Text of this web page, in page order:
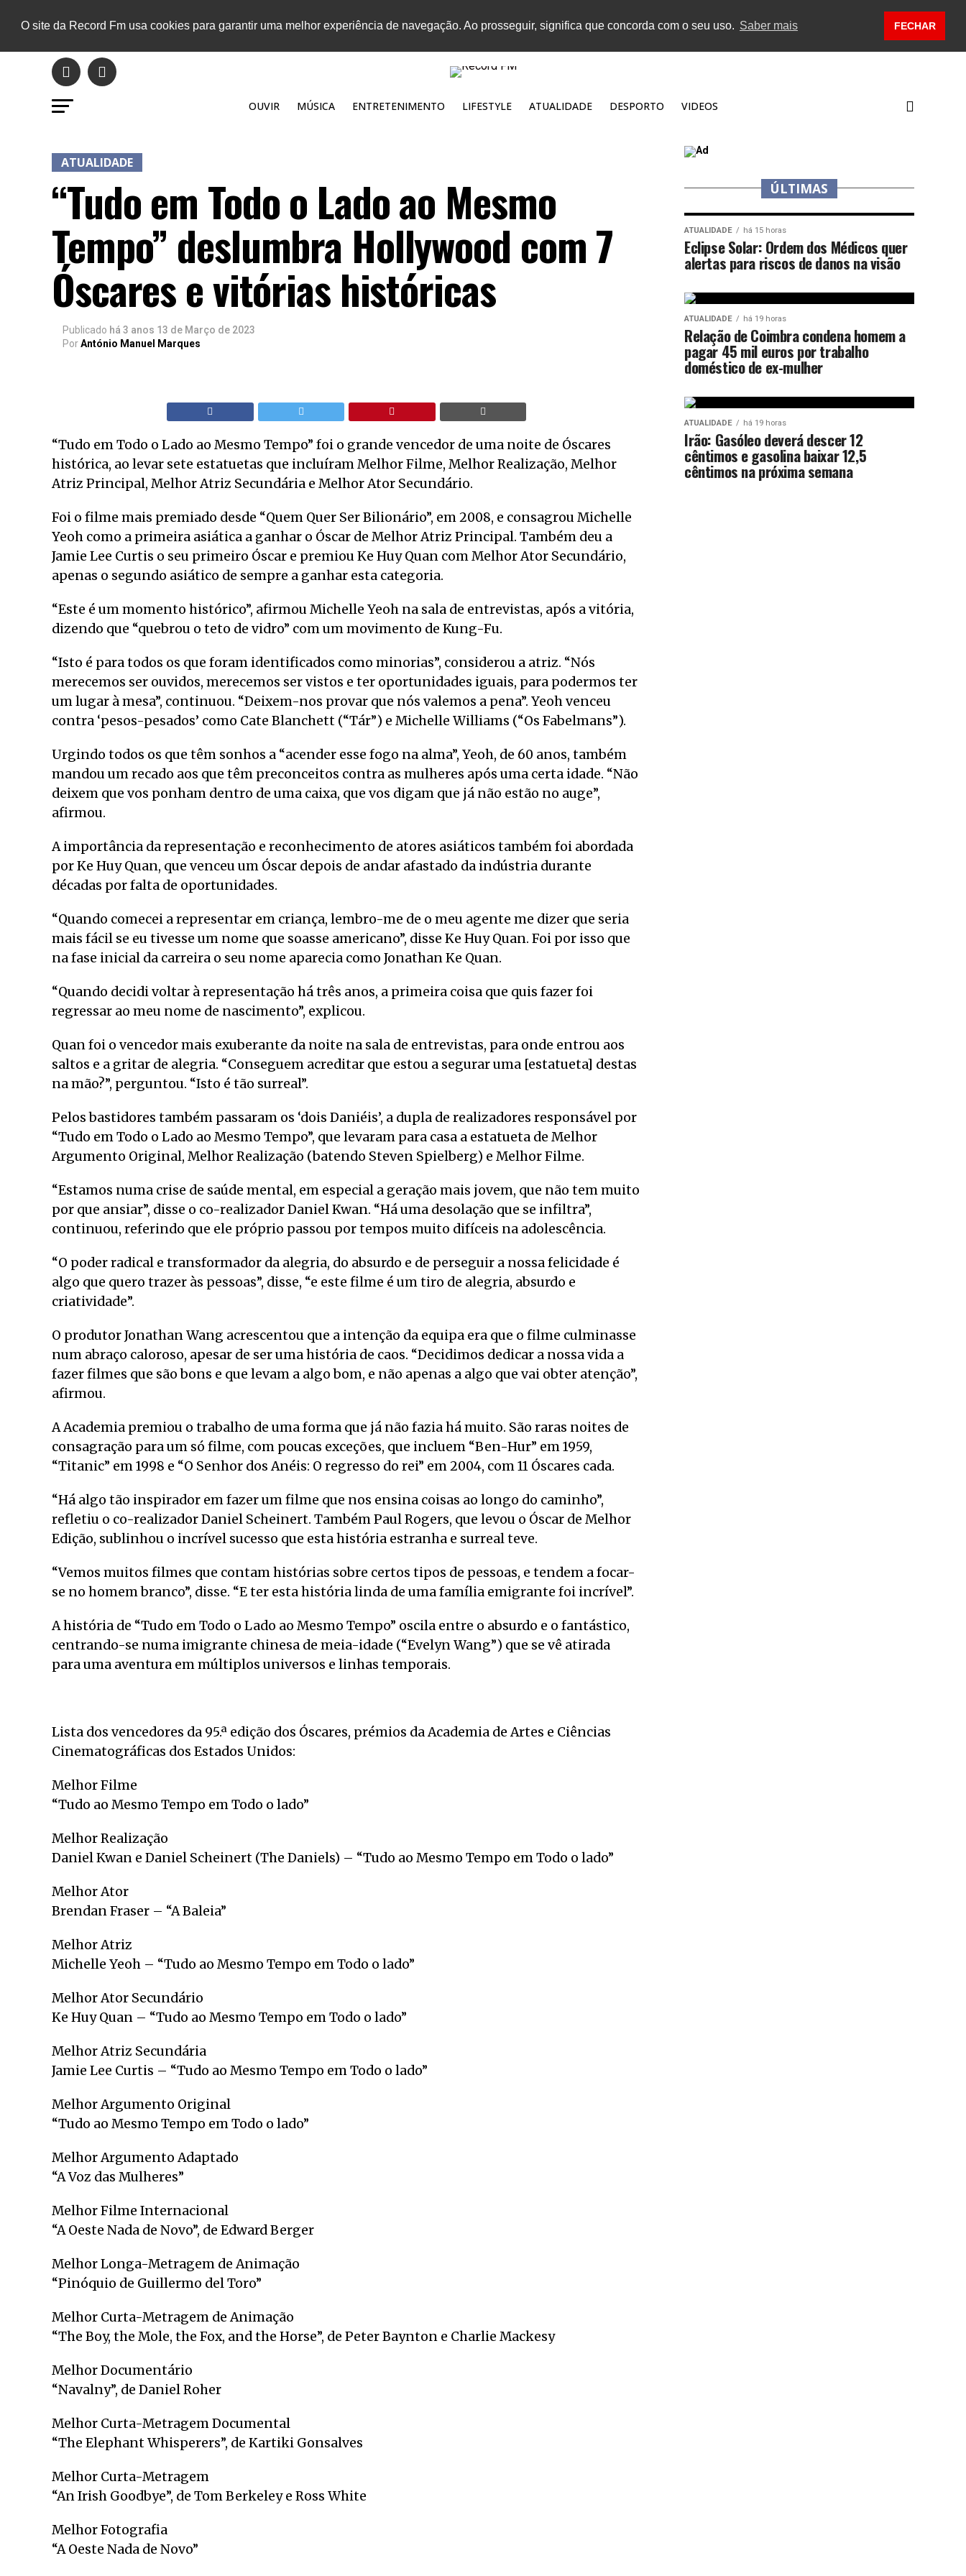
O site da Record Fm usa cookies para garantir uma melhor experiência de navegação. Ao prosseguir, significa que concorda com o seu uso. Saber mais FECHAR
OUVIR MÚSICA ENTRETENIMENTO LIFESTYLE ATUALIDADE DESPORTO VIDEOS
ATUALIDADE
“Tudo em Todo o Lado ao Mesmo
Tempo” deslumbra Hollywood com 7
Óscares e vitórias históricas
Publicado há 3 anos 13 de Março de 2023
PorAntónio Manuel Marques
“Tudo em Todo o Lado ao Mesmo Tempo” foi o grande vencedor de uma noite de Óscares
histórica, ao levar sete estatuetas que incluíram Melhor Filme, Melhor Realização, Melhor
Atriz Principal, Melhor Atriz Secundária e Melhor Ator Secundário.
Foi o filme mais premiado desde “Quem Quer Ser Bilionário”, em 2008, e consagrou Michelle
Yeoh como a primeira asiática a ganhar o Óscar de Melhor Atriz Principal. Também deu a
Jamie Lee Curtis o seu primeiro Óscar e premiou Ke Huy Quan com Melhor Ator Secundário,
apenas o segundo asiático de sempre a ganhar esta categoria.
“Este é um momento histórico”, afirmou Michelle Yeoh na sala de entrevistas, após a vitória,
dizendo que “quebrou o teto de vidro” com um movimento de Kung-Fu.
“Isto é para todos os que foram identificados como minorias”, considerou a atriz. “Nós
merecemos ser ouvidos, merecemos ser vistos e ter oportunidades iguais, para podermos ter
um lugar à mesa”, continuou. “Deixem-nos provar que nós valemos a pena”. Yeoh venceu
contra ‘pesos-pesados’ como Cate Blanchett (“Tár”) e Michelle Williams (“Os Fabelmans”).
Urgindo todos os que têm sonhos a “acender esse fogo na alma”, Yeoh, de 60 anos, também
mandou um recado aos que têm preconceitos contra as mulheres após uma certa idade. “Não
deixem que vos ponham dentro de uma caixa, que vos digam que já não estão no auge”,
afirmou.
A importância da representação e reconhecimento de atores asiáticos também foi abordada
por Ke Huy Quan, que venceu um Óscar depois de andar afastado da indústria durante
décadas por falta de oportunidades.
“Quando comecei a representar em criança, lembro-me de o meu agente me dizer que seria
mais fácil se eu tivesse um nome que soasse americano”, disse Ke Huy Quan. Foi por isso que
na fase inicial da carreira o seu nome aparecia como Jonathan Ke Quan.
“Quando decidi voltar à representação há três anos, a primeira coisa que quis fazer foi
regressar ao meu nome de nascimento”, explicou.
Quan foi o vencedor mais exuberante da noite na sala de entrevistas, para onde entrou aos
saltos e a gritar de alegria. “Conseguem acreditar que estou a segurar uma [estatueta] destas
na mão?”, perguntou. “Isto é tão surreal”.
Pelos bastidores também passaram os ‘dois Daniéis’, a dupla de realizadores responsável por
“Tudo em Todo o Lado ao Mesmo Tempo”, que levaram para casa a estatueta de Melhor
Argumento Original, Melhor Realização (batendo Steven Spielberg) e Melhor Filme.
“Estamos numa crise de saúde mental, em especial a geração mais jovem, que não tem muito
por que ansiar”, disse o co-realizador Daniel Kwan. “Há uma desolação que se infiltra”,
continuou, referindo que ele próprio passou por tempos muito difíceis na adolescência.
“O poder radical e transformador da alegria, do absurdo e de perseguir a nossa felicidade é
algo que quero trazer às pessoas”, disse, “e este filme é um tiro de alegria, absurdo e
criatividade”.
O produtor Jonathan Wang acrescentou que a intenção da equipa era que o filme culminasse
num abraço caloroso, apesar de ser uma história de caos. “Decidimos dedicar a nossa vida a
fazer filmes que são bons e que levam a algo bom, e não apenas a algo que vai obter atenção”,
afirmou.
A Academia premiou o trabalho de uma forma que já não fazia há muito. São raras noites de
consagração para um só filme, com poucas exceções, que incluem “Ben-Hur” em 1959,
“Titanic” em 1998 e “O Senhor dos Anéis: O regresso do rei” em 2004, com 11 Óscares cada.
“Há algo tão inspirador em fazer um filme que nos ensina coisas ao longo do caminho”,
refletiu o co-realizador Daniel Scheinert. Também Paul Rogers, que levou o Óscar de Melhor
Edição, sublinhou o incrível sucesso que esta história estranha e surreal teve.
“Vemos muitos filmes que contam histórias sobre certos tipos de pessoas, e tendem a focar-
se no homem branco”, disse. “E ter esta história linda de uma família emigrante foi incrível”.
A história de “Tudo em Todo o Lado ao Mesmo Tempo” oscila entre o absurdo e o fantástico,
centrando-se numa imigrante chinesa de meia-idade (“Evelyn Wang”) que se vê atirada
para uma aventura em múltiplos universos e linhas temporais.
Lista dos vencedores da 95.ª edição dos Óscares, prémios da Academia de Artes e Ciências
Cinematográficas dos Estados Unidos:
Melhor Filme
“Tudo ao Mesmo Tempo em Todo o lado”
Melhor Realização
Daniel Kwan e Daniel Scheinert (The Daniels) – “Tudo ao Mesmo Tempo em Todo o lado”
Melhor Ator
Brendan Fraser – “A Baleia”
Melhor Atriz
Michelle Yeoh – “Tudo ao Mesmo Tempo em Todo o lado”
Melhor Ator Secundário
Ke Huy Quan – “Tudo ao Mesmo Tempo em Todo o lado”
Melhor Atriz Secundária
Jamie Lee Curtis – “Tudo ao Mesmo Tempo em Todo o lado”
Melhor Argumento Original
“Tudo ao Mesmo Tempo em Todo o lado”
Melhor Argumento Adaptado
“A Voz das Mulheres”
Melhor Filme Internacional
“A Oeste Nada de Novo”, de Edward Berger
Melhor Longa-Metragem de Animação
“Pinóquio de Guillermo del Toro”
Melhor Curta-Metragem de Animação
“The Boy, the Mole, the Fox, and the Horse”, de Peter Baynton e Charlie Mackesy
Melhor Documentário
“Navalny”, de Daniel Roher
Melhor Curta-Metragem Documental
“The Elephant Whisperers”, de Kartiki Gonsalves
Melhor Curta-Metragem
“An Irish Goodbye”, de Tom Berkeley e Ross White
Melhor Fotografia
“A Oeste Nada de Novo”
ÚLTIMAS
ATUALIDADE há 15 horas
Eclipse Solar: Ordem dos Médicos quer
alertas para riscos de danos na visão
ATUALIDADE há 19 horas
Relação de Coimbra condena homem a
pagar 45 mil euros por trabalho
doméstico de ex-mulher
ATUALIDADE há 19 horas
Irão: Gasóleo deverá descer 12
cêntimos e gasolina baixar 12,5
cêntimos na próxima semana